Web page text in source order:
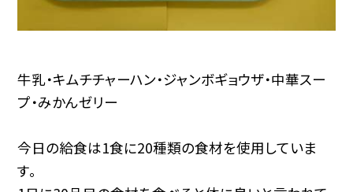
牛乳・キムチチャーハン・ジャンボギョウザ・中華スー
プ・みかんゼリー
今日の給食は1食に20種類の食材を使用していま
す。